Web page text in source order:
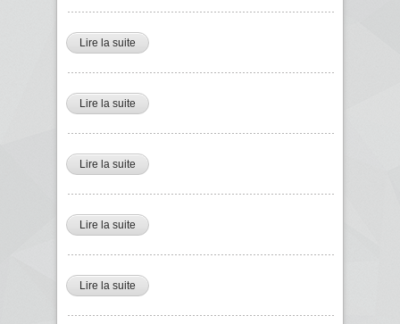
Lire la suite de Karim Ouamane directeur général de l'Agence
Lire la suite de Lotfi Benbahmed président du Conseil national de
Lire la suite de Mouatassem Boudiaf ministre délégué auprès du
Lire la suite de Smail Chikhoun, président du Conseil d'affaires
Lire la suite de Mustapha Mekideche vice président du Conseil